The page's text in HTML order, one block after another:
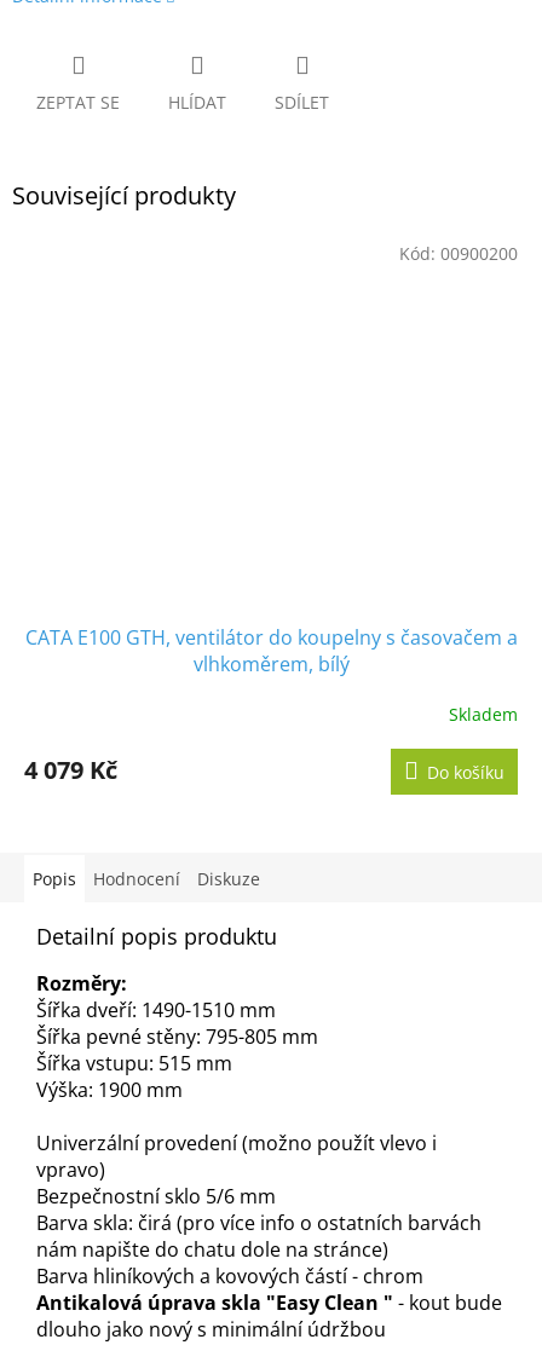
ZEPTAT SE HLÍDAT SDÍLET
Související produkty
CATA E100 GTH, ventilátor do koupelny s časovačem a
vlhkoměrem, bílý
produktu
je
hvězdiček.
Skladem
4 079 Kč Do košíku
Kód: 00900200
Popis Hodnocení Diskuze
Detailní popis produktu
Rozměry:
Šířka dveří: 1490-1510 mm
Šířka pevné stěny: 795-805 mm
Šířka vstupu: 515 mm
Výška: 1900 mm
Univerzální provedení (možno použít vlevo i
vpravo)
Bezpečnostní sklo 5/6 mm
Barva skla: čirá (pro více info o ostatních barvách
nám napište do chatu dole na stránce)
Barva hliníkových a kovových částí - chrom
Antikalová úprava skla "Easy Clean " - kout bude
dlouho jako nový s minimální údržbou